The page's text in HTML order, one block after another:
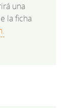
una
la ficha